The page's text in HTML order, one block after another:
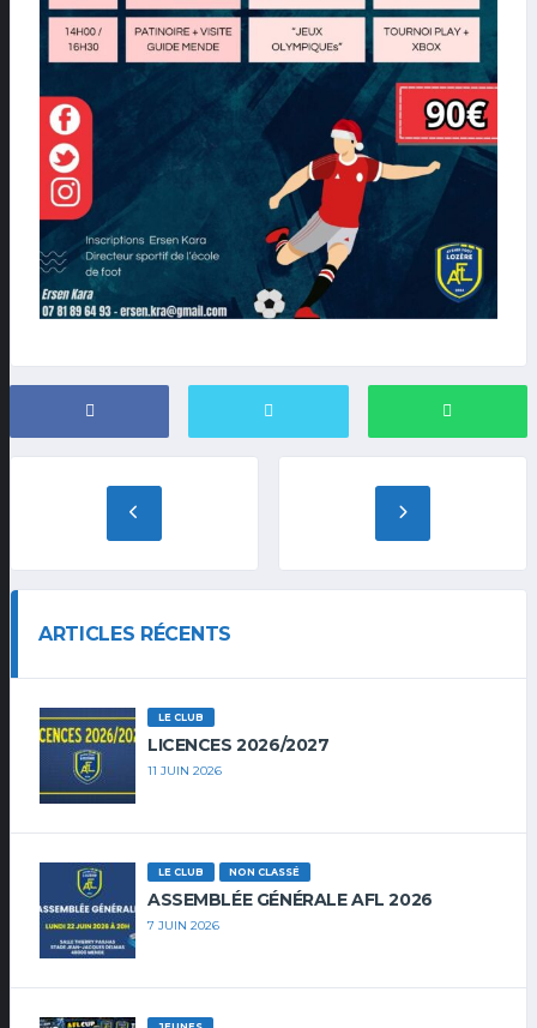
ARTICLES RÉCENTS
LE CLUB
LICENCES 2026/2027
11 JUIN 2026
LE CLUB NON CLASSÉ
ASSEMBLÉE GÉNÉRALE AFL 2026
7 JUIN 2026